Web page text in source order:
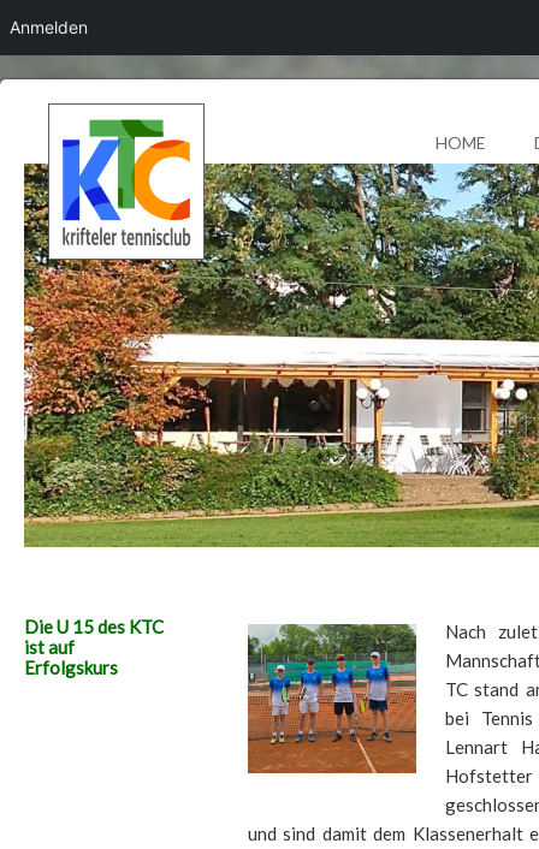
HOME
Die U 15 des KTC
ist auf
Erfolgskurs
Nach
TC stand
bei
Lennart
und sind damit dem Klassenerhalt
Anmelden